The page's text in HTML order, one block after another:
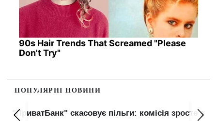
90s Hair Trends That Screamed "Please
Don't Try"
ПОПУЛЯРНІ НОВИНИ
"ПриватБанк" скасовує пільги: комісія зросте з